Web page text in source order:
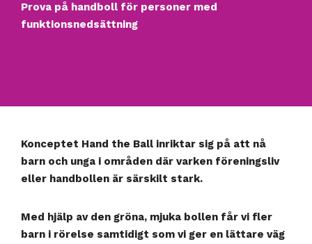
Prova på handboll för personer med
funktionsnedsättning
Konceptet Hand the Ball inriktar sig på att nå
barn och unga i områden där varken föreningsliv
eller handbollen är särskilt stark.
Med hjälp av den gröna, mjuka bollen får vi fler
barn i rörelse samtidigt som vi ger en lättare väg